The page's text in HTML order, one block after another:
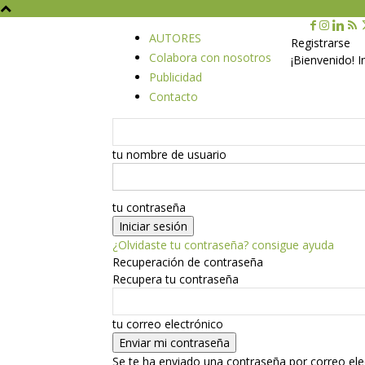
AUTORES
Colabora con nosotros
Publicidad
Contacto
Registrarse
¡Bienvenido!
tu nombre de usuario
tu contraseña
¿Olvidaste tu contraseña? consigue ayuda
Recuperación de contraseña
Recupera tu contraseña
tu correo electrónico
Se te ha enviado una contraseña por correo